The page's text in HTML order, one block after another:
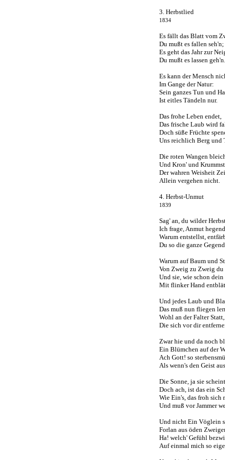
3. Herbstlied
1834
Es fällt das Blatt vom
Du mußt es fallen seh'n;
Es geht das Jahr zur
Du mußt es lassen geh'n.
Es kann der Mensch
Im Gange der Natur:
Sein ganzes Tun und
Ist eitles Tändeln nur.
Das frohe Leben endet,
Das frische Laub wird
Doch süße Früchte
Uns reichlich Berg und
Die roten Wangen
Und Kron' und
Der wahren Weisheit
Allein vergehen nicht.
4. Herbst-Unmut
1839
Sag' an, du wilder
Ich frage, Anmut
Warum entstellst,
Du so die ganze
Warum auf Baum und
Von Zweig zu Zweig du
Und sie, wie schon dein
Mit flinker Hand
Und jedes Laub und
Das muß nun fliegen
Wohl an der Falter Statt,
Die sich vor dir
Zwar hie und da noch
Ein Blümchen auf der
Ach Gott! so
Als wenn's den Geist
Die Sonne, ja sie
Doch ach, ist das ein
Wie Ein's, das froh sich
Und muß vor Jammer
Und nicht Ein Vöglein
Forlan aus öden
Ha! welch' Gefühl
Auf einmal mich so